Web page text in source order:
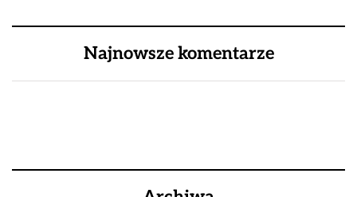
Najnowsze komentarze